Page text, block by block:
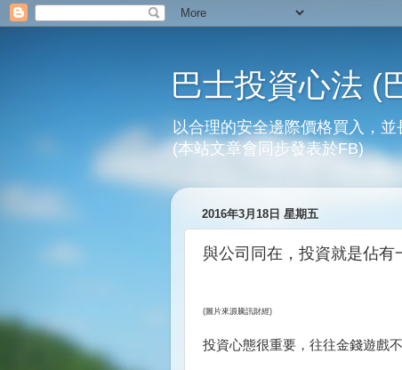
巴士投資心法 (
以合理的安全邊際價格買入，
(本站文章會同步發表於FB)
2016年3月18日 星期五
與公司同在，投資就是佔有
(圖片來源騰訊財經)
投資心態很重要，往往金錢遊戲不